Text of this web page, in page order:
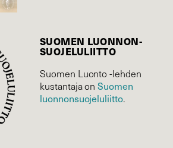
SUOMEN LUONNON­
SUOJELU­LIITTO
Suomen Luonto -lehden
kustantaja onSuomen
luonnonsuojelu­liitto.